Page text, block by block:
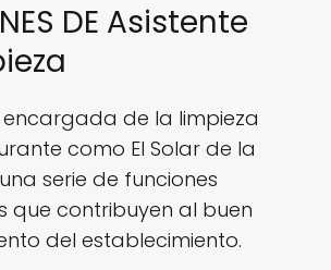
DE Asistente
de la limpieza
como El Solar de la
serie de funciones
que contribuyen al buen
del establecimiento.